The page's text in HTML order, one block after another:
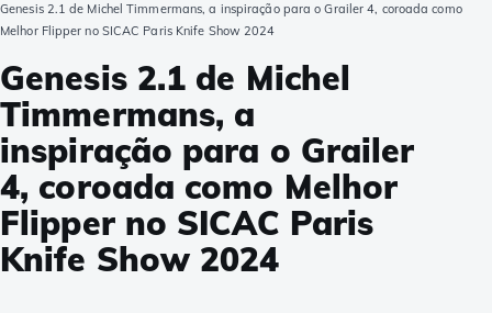
Genesis 2.1 de Michel Timmermans, a inspiração para o Grailer 4, coroada como
Melhor Flipper no SICAC Paris Knife Show 2024
Genesis 2.1 de Michel
Timmermans, a
inspiração para o Grailer
4, coroada como Melhor
Flipper no SICAC Paris
Knife Show 2024